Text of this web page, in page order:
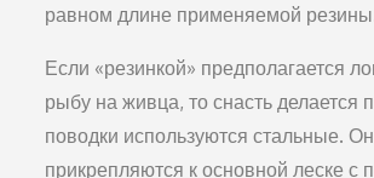
равном длине применяемой
Если «резинкой» предполагается
ры­бу на живца, то снасть делается
поводки исполь­зуются стальные.
прикрепляются к основной леске